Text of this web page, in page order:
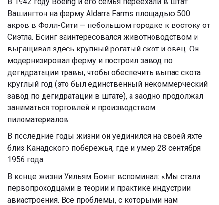
Вашингтон на ферму Aldarra Farms площадью 500
акров в Фолл-Сити — небольшом городке к востоку от
Сиэтла. Боинг заинтересовался животноводством и
выращивал здесь крупный рогатый скот и овец. Он
модернизировал ферму и построил завод по
дегидратации травы, чтобы обеспечить выпас скота
круглый год (это был единственный некоммерческий
завод по дегидратации в штате), а заодно продолжал
заниматься торговлей и производством
пиломатериалов.
В последние годы жизни он уединился на своей яхте
близ Канадского побережья, где и умер 28 сентября
1956 года.
В конце жизни Уильям Боинг вспоминал: «Мы стали
первопроходцами в теории и практике индустрии
авиастроения. Все проблемы, с которыми нам